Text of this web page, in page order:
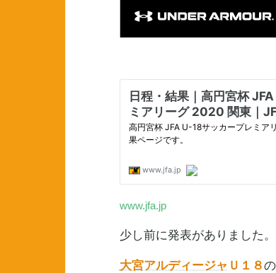
www.jfa.jp
少し前に発表がありました。
大宮アルディージャ Ｕ１８